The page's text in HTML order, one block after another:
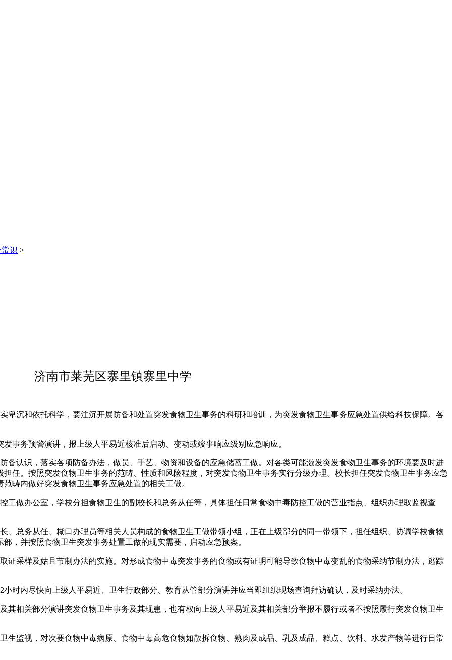
识 >
济南市莱芜区寨里镇寨里中学
和依托科学，要注沉开展防备和处置突发食物卫生事务的科研和培训，为突发食物卫生事务应急处置供给科技保障。各
务预警演讲，报上级人平易近核准后启动、变动或竣事响应级别应急响应。
识，落实各项防备办法，做员、手艺、物资和设备的应急储蓄工做。对各类可能激发突发食物卫生事务的环境要及时进
任。按照突发食物卫生事务的范畴、性质和风险程度，对突发食物卫生事务实行分级办理。校长担任突发食物卫生事务应急
畴内做好突发食物卫生事务应急处置的相关工做。
办公室，学校分担食物卫生的副校长和总务从任等，具体担任日常食物中毒防控工做的营业指点、组织办理取监视查
务从任、糊口办理员等相关人员构成的食物卫生工做带领小组，正在上级部分的同一带领下，担任组织、协调学校食物
，并按照食物卫生突发事务处置工做的现实需要，启动应急预案。
样及姑且节制办法的实施。对形成食物中毒突发事务的食物或有证明可能导致食物中毒变乱的食物采纳节制办法，逃踪
内尽快向上级人平易近、卫生行政部分、教育从管部分演讲并应当即组织现场查询拜访确认，及时采纳办法。
关部分演讲突发食物卫生事务及其现患，也有权向上级人平易近及其相关部分举报不履行或者不按照履行突发食物卫生
视，对次要食物中毒病原、食物中毒高危食物如散拆食物、熟肉及成品、乳及成品、糕点、饮料、水发产物等进行日常